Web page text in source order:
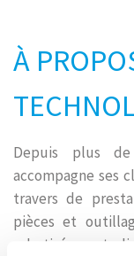
À
Depuis plus de
accompagne ses
travers de
pièces et
robotisées et